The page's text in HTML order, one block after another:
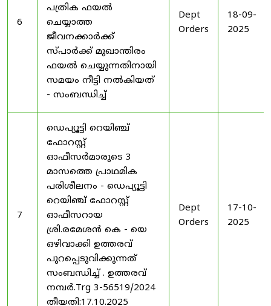
6
പത്രിക ഫയൽ
ചെയ്യാത്ത
ജീവനക്കാർക്ക്
സ്പാർക്ക് മുഖാന്തിരം
ഫയൽ ചെയ്യുന്നതിനായി
സമയം നീട്ടി നൽകിയത്
- സംബന്ധിച്ച്
Dept
Orders
18-09-
2025
7
ഡെപ്യൂട്ടി റെയിഞ്ച്
ഫോറസ്റ്റ്
ഓഫീസർമാരുടെ 3
മാസത്തെ പ്രാഥമിക
പരിശീലനം - ഡെപ്യൂട്ടി
റെയിഞ്ച് ഫോറസ്റ്റ്
ഓഫീസറായ
ശ്രി.രമേശൻ കെ - യെ
ഒഴിവാക്കി ഉത്തരവ്
പുറപ്പെടുവിക്കുന്നത്
സംബന്ധിച്ച് . ഉത്തരവ്
നമ്പർ.Trg 3-56519/2024
തീയതി:17.10.2025
Dept
Orders
17-10-
2025